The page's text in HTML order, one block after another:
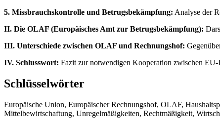
5. Missbrauchskontrolle und Betrugsbekämpfung: Analyse der
II. Die OLAF (Europäisches Amt zur Betrugsbekämpfung):
III. Unterschiede zwischen OLAF und Rechnungshof:
IV. Schlusswort: Fazit zur notwendigen Kooperation zwischen
Schlüsselwörter
Europäische Union, Europäischer Rechnungshof, OLAF,
Mittelbewirtschaftung, Unregelmäßigkeiten, Rechtmäßigkeit,